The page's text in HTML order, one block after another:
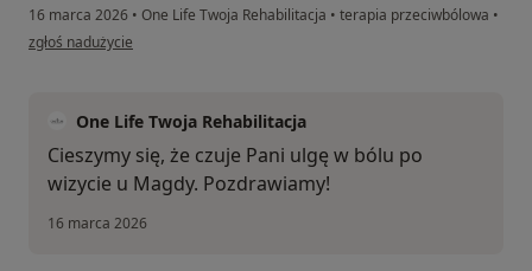
16 marca 2026 • One Life Twoja Rehabilitacja • terapia przeciwbólowa •
w opinii użytkownika Daria
zgłoś nadużycie
One Life Twoja Rehabilitacja
Cieszymy się, że czuje Pani ulgę w bólu po
wizycie u Magdy. Pozdrawiamy!
16 marca 2026